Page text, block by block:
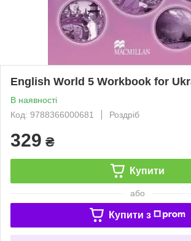
English World 5 Workbook for
В наявності
Код: 9788366000681
Роздріб
329 ₴
Купити
або
Купити з